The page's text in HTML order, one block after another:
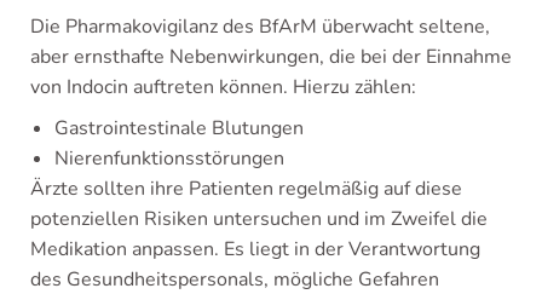
Die Pharmakovigilanz des BfArM überwacht seltene,
aber ernsthafte Nebenwirkungen, die bei der Einnahme
von Indocin auftreten können. Hierzu zählen:
Gastrointestinale Blutungen
Nierenfunktionsstörungen
Ärzte sollten ihre Patienten regelmäßig auf diese
potenziellen Risiken untersuchen und im Zweifel die
Medikation anpassen. Es liegt in der Verantwortung
des Gesundheitspersonals, mögliche Gefahren